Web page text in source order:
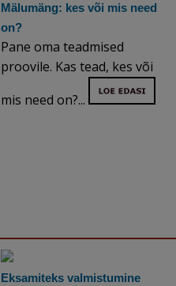
Mälumäng: kes või mis need
on?
Pane oma teadmised
proovile. Kas tead, kes või
mis need on?...
Eksamiteks valmistumine